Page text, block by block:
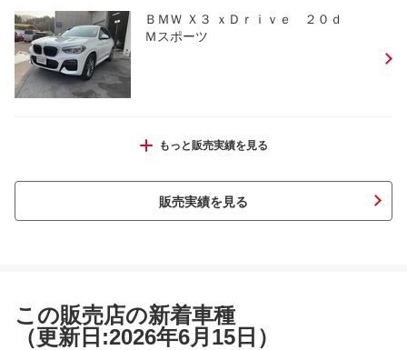
ＢＭＷ Ｘ３ ｘＤｒｉｖｅ ２０ｄ
Ｍスポーツ
アバルト アバルト５９５Ｃ ツーリズモ タイベ
もっと販売実績を見る
販売実績を見る
この販売店の新着車種
（更新日:2026年6月15日）